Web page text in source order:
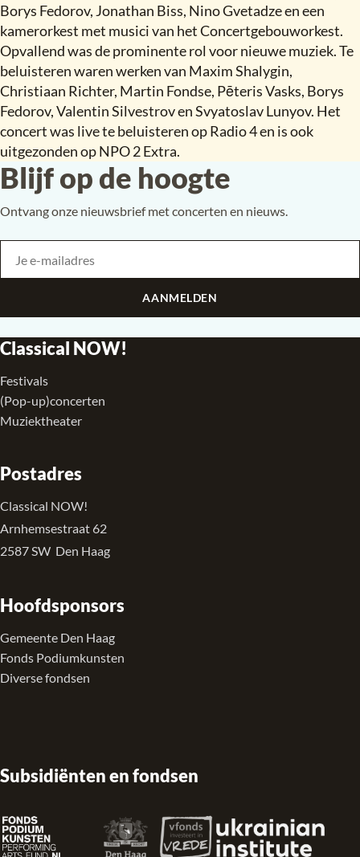
Borys Fedorov, Jonathan Biss, Nino Gvetadze en een
kamerorkest met musici van het Concertgebouworkest.
Opvallend was de prominente rol voor nieuwe muziek. Te
beluisteren waren werken van Maxim Shalygin,
Christiaan Richter, Martin Fondse, Pēteris Vasks, Borys
Fedorov, Valentin Silvestrov en Svyatoslav Lunyov. Het
concert was live te beluisteren op Radio 4 en is ook
uitgezonden op NPO 2 Extra.
Blijf op de hoogte
Ontvang onze nieuwsbrief met concerten en nieuws.
AANMELDEN
Classical NOW!
Festivals
(Pop-up)concerten
Muziektheater
Postadres
Classical NOW!
Arnhemsestraat 62
2587 SW Den Haag
Hoofdsponsors
Gemeente Den Haag
Fonds Podiumkunsten
Diverse fondsen
Subsidiënten en fondsen